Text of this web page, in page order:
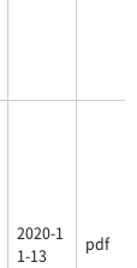
2020-1
1-13
pdf